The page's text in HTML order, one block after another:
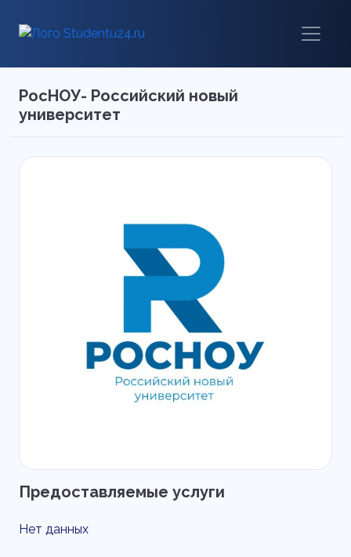
РосНОУ- Российский новый
университет
Предоставляемые услуги
Нет данных